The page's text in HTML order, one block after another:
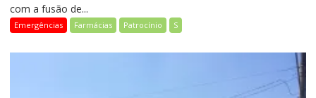
com a fusão de...
Emergências Farmácias Patrocínio S